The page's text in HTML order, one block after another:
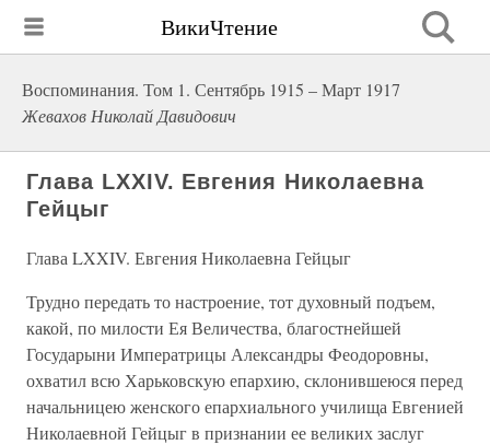
ВикиЧтение
Воспоминания. Том 1. Сентябрь 1915 – Март 1917
Жевахов Николай Давидович
Глава LXXIV. Евгения Николаевна
Гейцыг
Глава LXXIV. Евгения Николаевна Гейцыг
Трудно передать то настроение, тот духовный подъем,
какой, по милости Ея Величества, благостнейшей
Государыни Императрицы Александры Феодоровны,
охватил всю Харьковскую епархию, склонившеюся перед
начальницею женского епархиального училища Евгенией
Николаевной Гейцыг в признании ее великих заслуг